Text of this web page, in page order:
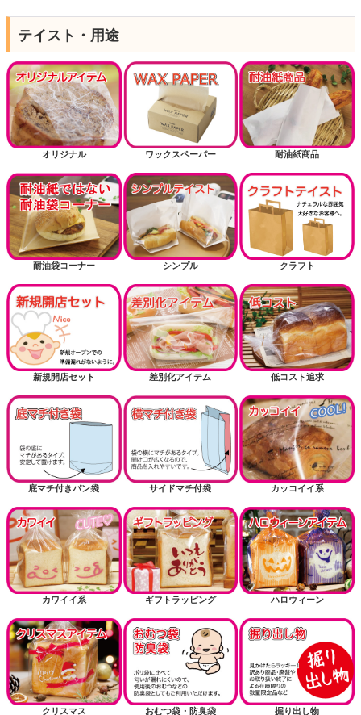
テイスト・用途
オリジナル ワックスペーパー 耐油紙商品
耐油袋コーナー シンプル クラフト
新規開店セット 差別化アイテム 低コスト追求
底マチ付きパン袋 サイドマチ付袋 カッコイイ系
カワイイ系 ギフトラッピング ハロウィーン
クリスマス おむつ袋・防臭袋 掘り出し物